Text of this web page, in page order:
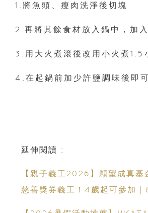
1.將魚頭、瘦肉洗淨後切塊
2.再將其餘食材放入鍋中，加
3.用大火煮滾後改用小火煮1.5
4.在起鍋前加少許鹽調味後即
延伸閱讀 :
【親子義工2026】願望成真
慈善獎券義工！4歲起可參加｜